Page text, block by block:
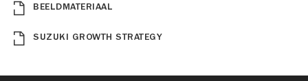
BEELDMATERIAAL
SUZUKI GROWTH STRATEGY